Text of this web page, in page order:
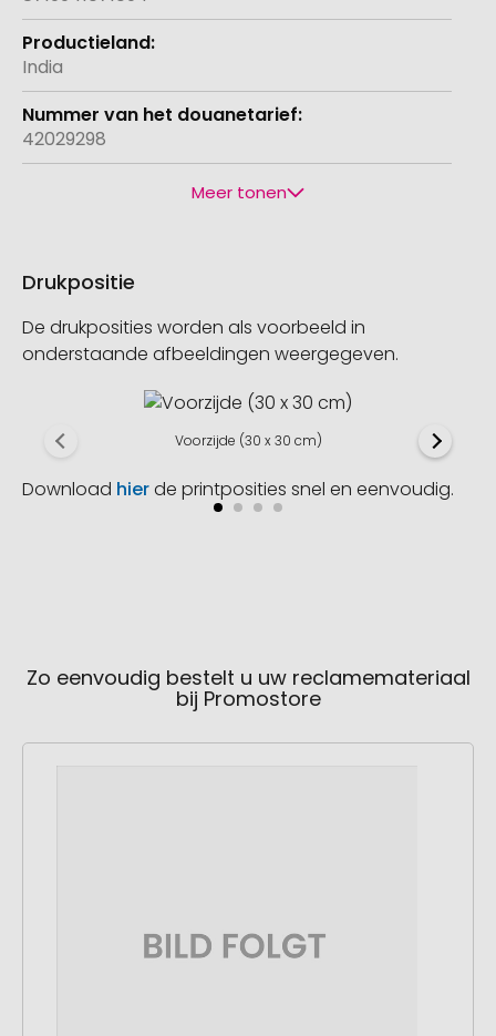
India
42029298
Meer tonen
Drukpositie
De drukposities worden als voorbeeld in
onderstaande afbeeldingen weergegeven.
Voorzijde (30 x 30 cm)
Download hierde printposities snel en eenvoudig.
Zo eenvoudig bestelt u uw reclamemateriaal
bij Promostore